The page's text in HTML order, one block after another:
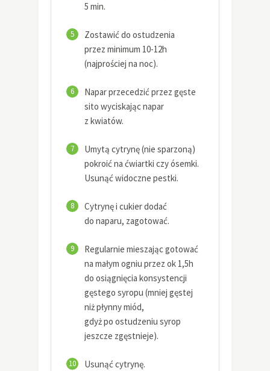
5 min.
5
Zostawić do ostudzenia
przez minimum 10-12h
(najprościej na noc).
6
Napar przecedzić przez gęste
sito wyciskając napar
z kwiatów.
7
Umytą cytrynę (nie sparzoną)
pokroić na ćwiartki czy ósemki.
Usunąć widoczne pestki.
8
Cytrynę i cukier dodać
do naparu, zagotować.
9
Regularnie mieszając gotować
na małym ogniu przez ok 1,5h
do osiągnięcia konsystencji
gęstego syropu (mniej gęstej
niż płynny miód,
gdyż po ostudzeniu syrop
jeszcze zgęstnieje).
10 Usunąć cytrynę.